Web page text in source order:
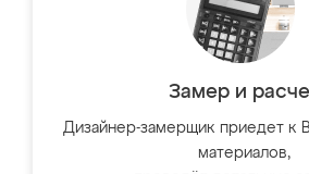
Замер и
Дизайнер-замерщик приедет к
материалов,